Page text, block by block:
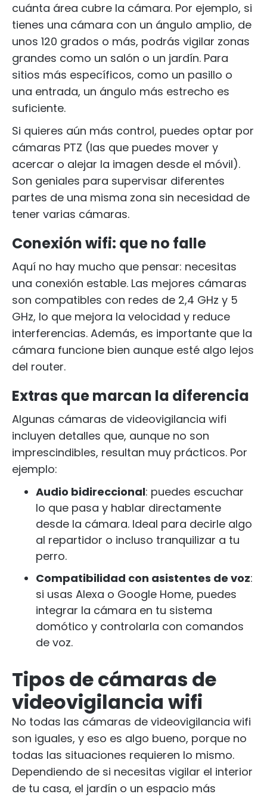
cuánta área cubre la cámara. Por ejemplo, si
tienes una cámara con un ángulo amplio, de
unos 120 grados o más, podrás vigilar zonas
grandes como un salón o un jardín. Para
sitios más específicos, como un pasillo o
una entrada, un ángulo más estrecho es
suficiente.
Si quieres aún más control, puedes optar por
cámaras PTZ (las que puedes mover y
acercar o alejar la imagen desde el móvil).
Son geniales para supervisar diferentes
partes de una misma zona sin necesidad de
tener varias cámaras.
Conexión wifi: que no falle
Aquí no hay mucho que pensar: necesitas
una conexión estable. Las mejores cámaras
son compatibles con redes de 2,4 GHz y 5
GHz, lo que mejora la velocidad y reduce
interferencias. Además, es importante que la
cámara funcione bien aunque esté algo lejos
del router.
Extras que marcan la diferencia
Algunas cámaras de videovigilancia wifi
incluyen detalles que, aunque no son
imprescindibles, resultan muy prácticos. Por
ejemplo:
Audio bidireccional: puedes escuchar
lo que pasa y hablar directamente
desde la cámara. Ideal para decirle algo
al repartidor o incluso tranquilizar a tu
perro.
Compatibilidad con asistentes de voz:
si usas Alexa o Google Home, puedes
integrar la cámara en tu sistema
domótico y controlarla con comandos
de voz.
Tipos de cámaras de
videovigilancia wifi
No todas las cámaras de videovigilancia wifi
son iguales, y eso es algo bueno, porque no
todas las situaciones requieren lo mismo.
Dependiendo de si necesitas vigilar el interior
de tu casa, el jardín o un espacio más